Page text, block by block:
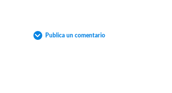
Publica un comentario